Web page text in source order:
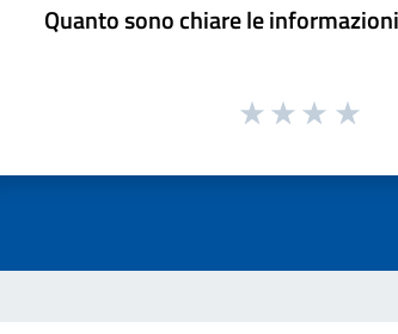
Quanto sono chiare le